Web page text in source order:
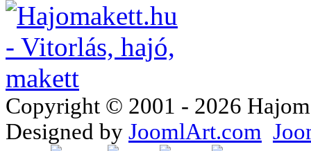
Copyright © 2001 - 2026
Designed by JoomlArt.com